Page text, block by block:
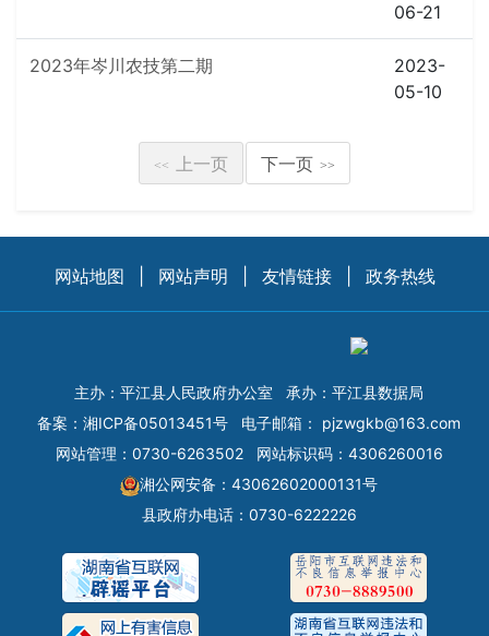
06-21
2023年岑川农技第二期
2023-
05-10
<< 上一页 下一页 >>
网站地图 网站声明 友情链接 政务热线
主办：平江县人民政府办公室
承办：平江县数据局
备案： 湘ICP备05013451号 电子邮箱： pjzwgkb@163.com
网站管理：0730-6263502
网站标识码：4306260016
湘公网安备：43062602000131号
县政府办电话：0730-6222226